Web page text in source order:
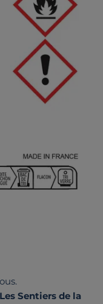
Sentiers de la